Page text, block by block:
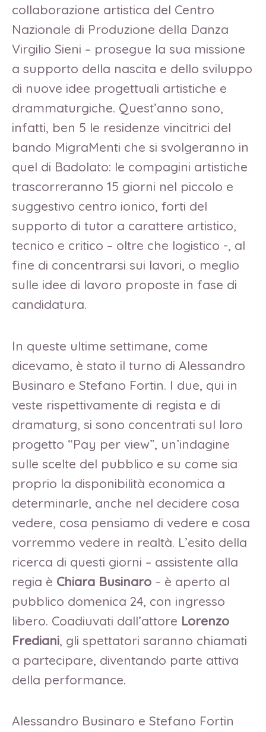
collaborazione artistica del Centro
Nazionale di Produzione della Danza
Virgilio Sieni – prosegue la sua missione
a supporto della nascita e dello sviluppo
di nuove idee progettuali artistiche e
drammaturgiche. Quest’anno sono,
infatti, ben 5 le residenze vincitrici del
bando MigraMenti che si svolgeranno in
quel di Badolato: le compagini artistiche
trascorreranno 15 giorni nel piccolo e
suggestivo centro ionico, forti del
supporto di tutor a carattere artistico,
tecnico e critico – oltre che logistico -, al
fine di concentrarsi sui lavori, o meglio
sulle idee di lavoro proposte in fase di
candidatura.
In queste ultime settimane, come
dicevamo, è stato il turno di Alessandro
Businaro e Stefano Fortin. I due, qui in
veste rispettivamente di regista e di
dramaturg, si sono concentrati sul loro
progetto “Pay per view”, un’indagine
sulle scelte del pubblico e su come sia
proprio la disponibilità economica a
determinarle, anche nel decidere cosa
vedere, cosa pensiamo di vedere e cosa
vorremmo vedere in realtà. L’esito della
ricerca di questi giorni – assistente alla
regia è Chiara Businaro – è aperto al
pubblico domenica 24, con ingresso
libero. Coadiuvati dall’attore Lorenzo
Frediani, gli spettatori saranno chiamati
a partecipare, diventando parte attiva
della performance.
Alessandro Businaro e Stefano Fortin